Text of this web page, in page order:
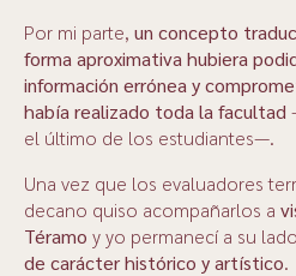
Por mi parte, un concepto
forma aproximativa hubiera
información errónea y
había realizado toda la facultad
el último de los estudiantes—.
Una vez que los evaluadores
decano quiso acompañarlos a
Téramo y yo permanecí a su lado
de carácter histórico y artístico.